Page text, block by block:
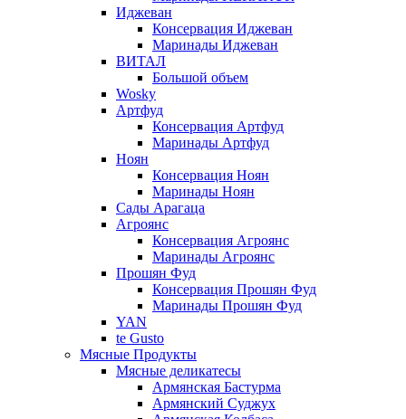
Иджеван
Консервация Иджеван
Маринады Иджеван
ВИТАЛ
Большой объем
Wosky
Артфуд
Консервация Артфуд
Маринады Артфуд
Ноян
Консервация Ноян
Маринады Ноян
Сады Арагаца
Агроянс
Консервация Агроянс
Маринады Агроянс
Прошян Фуд
Консервация Прошян Фуд
Маринады Прошян Фуд
YAN
te Gusto
Мясные Продукты
Мясные деликатесы
Армянская Бастурма
Армянский Суджух